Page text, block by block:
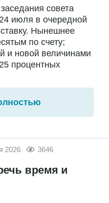
совета
июля в очередной
Нынешнее
по счету;
и новой величинами
процентных
2026 3646
время и